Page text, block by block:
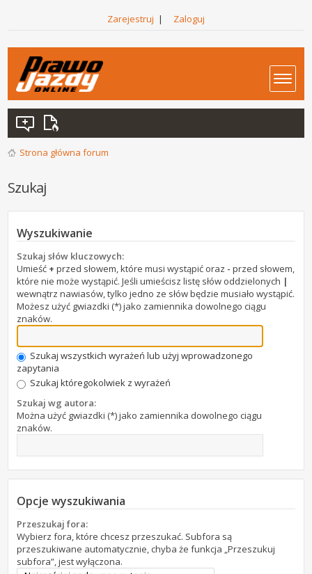
Zarejestruj | Zaloguj
Strona główna forum
Szukaj
Wyszukiwanie
Szukaj słów kluczowych:
Umieść + przed słowem, które musi wystąpić oraz - przed słowem,
które nie może wystąpić. Jeśli umieścisz listę słów oddzielonych |
wewnątrz nawiasów, tylko jedno ze słów będzie musiało wystąpić.
Możesz użyć gwiazdki (*) jako zamiennika dowolnego ciągu
znaków.
Szukaj wszystkich wyrażeń lub użyj wprowadzonego
zapytania
Szukaj któregokolwiek z wyrażeń
Szukaj wg autora:
Można użyć gwiazdki (*) jako zamiennika dowolnego ciągu
znaków.
Opcje wyszukiwania
Przeszukaj fora:
Wybierz fora, które chcesz przeszukać. Subfora są
przeszukiwane automatycznie, chyba że funkcja „Przeszukuj
subfora”, jest wyłączona.